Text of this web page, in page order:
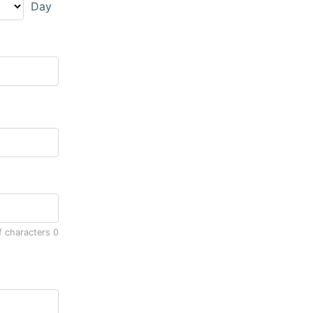
Day
characters 0